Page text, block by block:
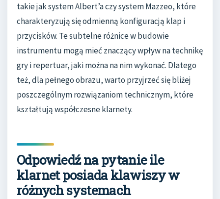
takie jak system Albert’a czy system Mazzeo, które
charakteryzują się odmienną konfiguracją klap i
przycisków. Te subtelne różnice w budowie
instrumentu mogą mieć znaczący wpływ na technikę
gry i repertuar, jaki można na nim wykonać. Dlatego
też, dla pełnego obrazu, warto przyjrzeć się bliżej
poszczególnym rozwiązaniom technicznym, które
kształtują współczesne klarnety.
Odpowiedź na pytanie ile
klarnet posiada klawiszy w
różnych systemach